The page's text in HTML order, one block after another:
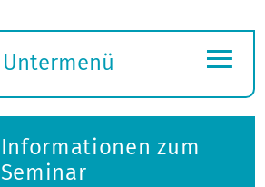
Untermenü
öffnen
≡
Informationen zum
Seminar